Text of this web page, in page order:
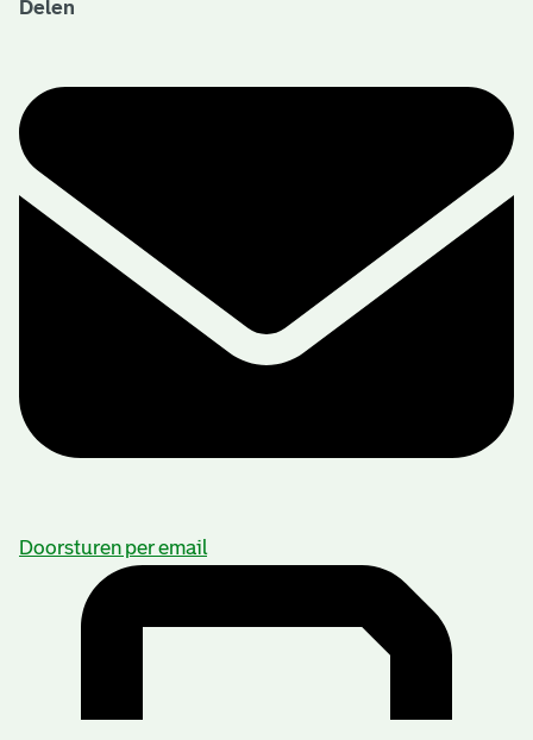
Delen
Doorsturen per email